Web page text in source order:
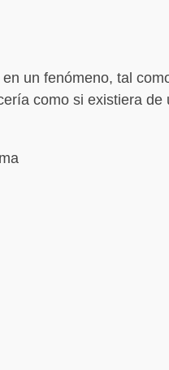
un fenómeno, tal
como si existiera de